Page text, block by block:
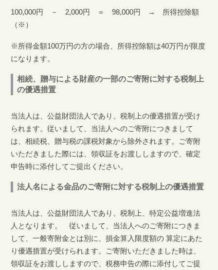
100,000円 － 2,000円 ＝ 98,000円 → 所得控除額
（※）
※所得金額100万円の方の場合、所得控除額は40万円が限度
になります。
相続、贈与による財産の一部のご寄附に対する税制上
の優遇措置
当法人は、公益財団法人であり、税制上の優遇措置が受け
られます。従いまして、当法人へのご寄附につきまして
は、相続税、贈与税の課税対象から除外されます。ご寄附
いただきました際には、領収証をお渡ししますので、確定
申告時に添付してご提出ください。
法人名による金品のご寄附に対する税制上の優遇措置
当法人は、公益財団法人であり、税制上、特定公益増進法
人となります。 従いまして、当法人へのご寄附につきま
して、一般寄附金とは別に、損金算入限度額の 算定にあた
り優遇措置が受けられます。ご寄附いただきました時は、
領収証をお渡ししますので、税務申告の際に添付してご提